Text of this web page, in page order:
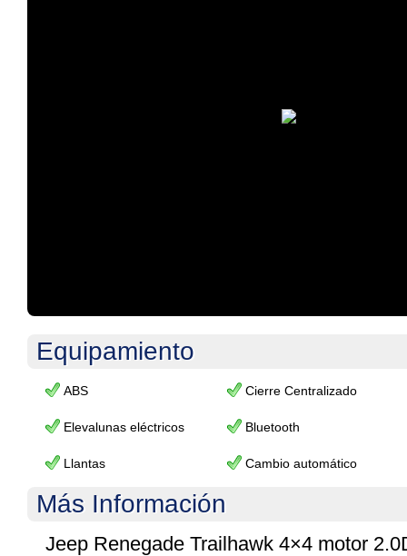
Equipamiento
ABS Cierre Centralizado
Elevalunas eléctricos Bluetooth
Llantas Cambio automático
Más Información
Jeep Renegade Trailhawk 4×4 motor